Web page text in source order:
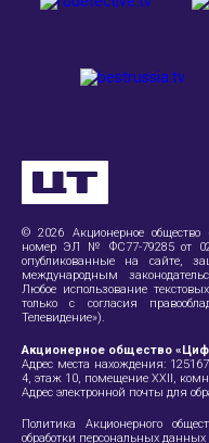
© 2026 Акционерное общество
номер ЭЛ № ФС77-79285 от
опубликованные на сайте,
международным
Любое использование
только с согласия
Телевидение»).
Акционерное общество
Адрес места нахождения:
4, этаж 10, помещение XXII,
Адрес электронной почты для
Политика Акционерного
обработки персональных данных